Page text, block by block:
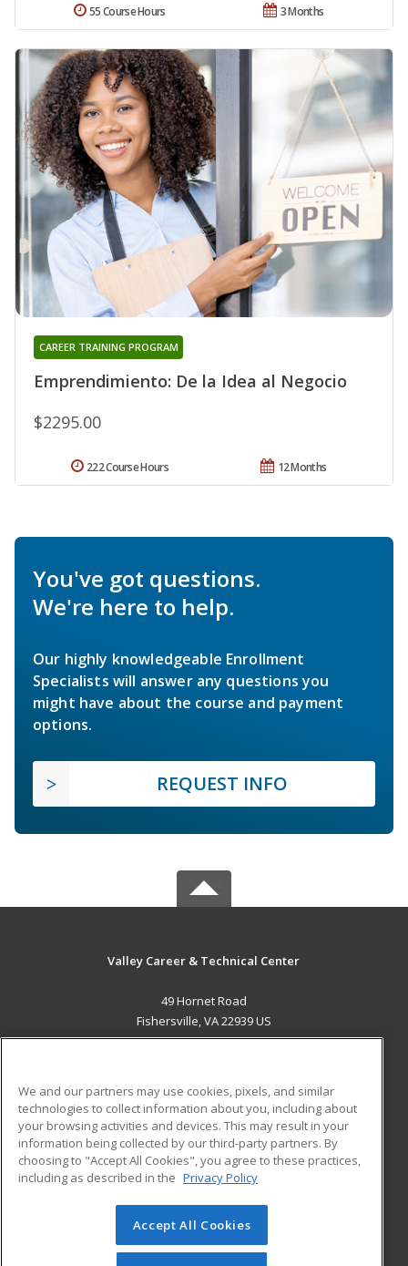
3 Months
55 Course Hours
Emprendimiento: De la Idea al Negocio
CAREER TRAINING PROGRAM
$2295.00
12 Months
222 Course Hours
You've got questions.
We're here to help.
Our highly knowledgeable Enrollment
Specialists will answer any questions you
might have about the course and payment
options.
REQUEST INFO
Valley Career & Technical Center
49 Hornet Road
Fishersville, VA 22939 US
ADDITIONAL RESOURCES
Military
Financial Assistance
Help
Student Blog
© 2026 ed2go, a division of Cengage Learning. All rights
reserved. The material on this site cannot be reproduced or
We and our partners may use cookies, pixels, and similar
technologies to collect information about you, including about
your browsing activities and devices. This may result in your
information being collected by our third-party partners. By
choosing to "Accept All Cookies", you agree to these practices,
including as described in the Privacy Policy
Accept All Cookies